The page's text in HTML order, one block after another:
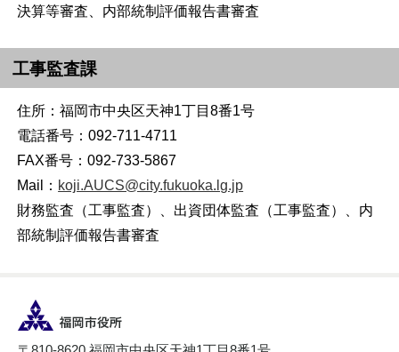
決算等審査、内部統制評価報告書審査
工事監査課
住所：福岡市中央区天神1丁目8番1号
電話番号：092-711-4711
FAX番号：092-733-5867
Mail： koji.AUCS@city.fukuoka.lg.jp
財務監査（工事監査）、出資団体監査（工事監査）、内
部統制評価報告書審査